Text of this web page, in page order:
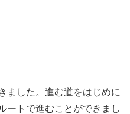
ました。進む道をはじめに
ートで進むことができまし